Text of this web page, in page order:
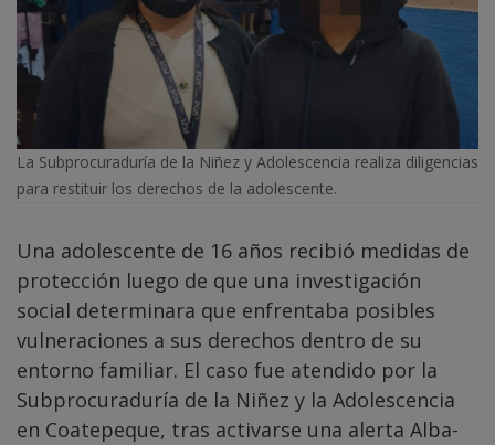
La Subprocuraduría de la Niñez y Adolescencia realiza diligencias
para restituir los derechos de la adolescente.
Una adolescente de 16 años recibió medidas de
protección luego de que una investigación
social determinara que enfrentaba posibles
vulneraciones a sus derechos dentro de su
entorno familiar. El caso fue atendido por la
Subprocuraduría de la Niñez y la Adolescencia
en Coatepeque, tras activarse una alerta Alba-